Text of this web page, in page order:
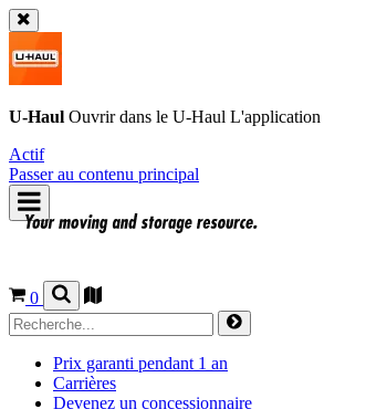
U-Haul Ouvrir dans le U-Haul L'application
Actif
Passer au contenu principal
0
Prix garanti pendant 1 an
Carrières
Devenez un concessionnaire